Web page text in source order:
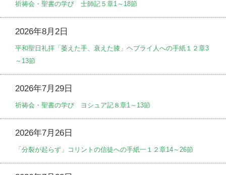
祈祷会・聖書の学び 士師記５章1～18節
2026年8月2日
平和聖日礼拝「萎えた手、衰えた膝」ヘブライ人への手紙１２章3
～13節
2026年7月29日
祈祷会・聖書の学び ヨシュア記８章1～13節
2026年7月26日
「分裂が起らず」コリントの信徒への手紙一１２章14～26節